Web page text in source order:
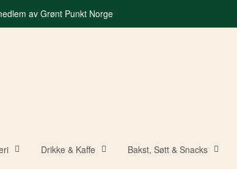
av Grønt Punkt Norge
Drikke & Kaffe Bakst, Søtt & Snacks